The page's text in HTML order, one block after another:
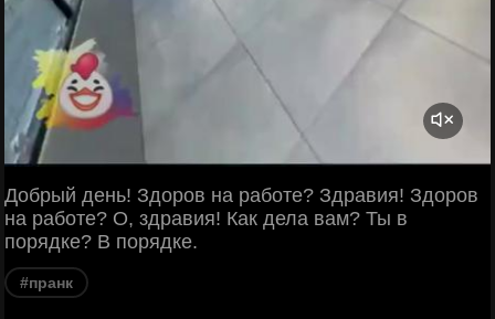
Добрый день! Здоров на работе? Здравия! Здоров
на работе? О, здравия! Как дела вам? Ты в
порядке? В порядке.
#пранк